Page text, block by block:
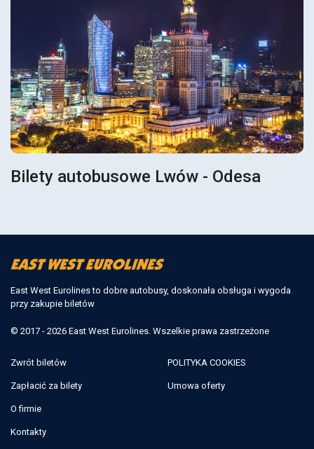
Bilety autobusowe Lwów - Odesa
East West Eurolines to dobre autobusy, doskonała obsługa i wygoda
przy zakupie biletów
© 2017 - 2026 East West Eurolines. Wszelkie prawa zastrzeżone
Zwrót biletów
Zapłacić za bilety
O firmie
Kontakty
POLITYKA COOKIES
Umowa oferty